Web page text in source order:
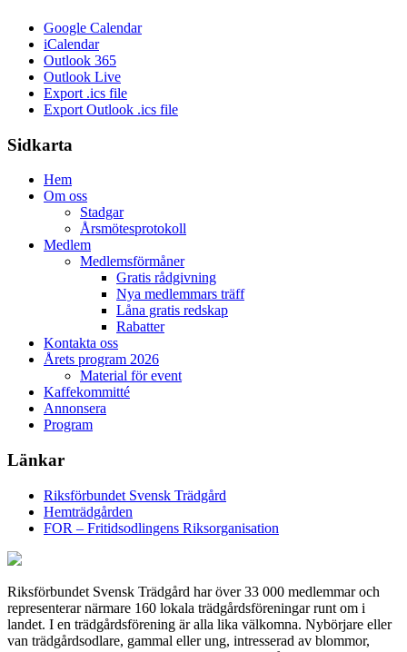
Google Calendar
iCalendar
Outlook 365
Outlook Live
Export .ics file
Export Outlook .ics file
Sidkarta
Hem
Om oss
Stadgar
Årsmötesprotokoll
Medlem
Medlemsförmåner
Gratis rådgivning
Nya medlemmars träff
Låna gratis redskap
Rabatter
Kontakta oss
Årets program 2026
Material för event
Kaffekommitté
Annonsera
Program
Länkar
Riksförbundet Svensk Trädgård
Hemträdgården
FOR – Fritidsodlingens Riksorganisation
Riksförbundet Svensk Trädgård har över 33 000 medlemmar och
representerar närmare 160 lokala trädgårdsföreningar runt om i
landet. I en trädgårdsförening är alla lika välkomna. Nybörjare eller
van trädgårdsodlare, gammal eller ung, intresserad av blommor,